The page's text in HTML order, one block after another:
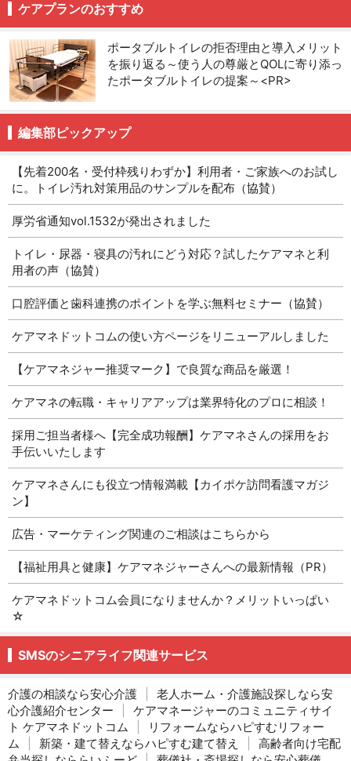
ケアプランのおすすめ
ポータブルトイレの拒否理由と導入メリット
を振り返る～使う人の尊厳とQOLに寄り添っ
たポータブルトイレの提案～<PR>
編集部ピックアップ
【先着200名・受付枠残りわずか】利用者・ご家族へのお試し
に。トイレ汚れ対策用品のサンプルを配布（協賛）
厚労省通知vol.1532が発出されました
トイレ・尿器・寝具の汚れにどう対応？試したケアマネと利
用者の声（協賛）
口腔評価と歯科連携のポイントを学ぶ無料セミナー（協賛）
ケアマネドットコムの使い方ページをリニューアルしました
【ケアマネジャー推奨マーク】で良質な商品を厳選！
ケアマネの転職・キャリアアップは業界特化のプロに相談！
採用ご担当者様へ【完全成功報酬】ケアマネさんの採用をお
手伝いいたします
ケアマネさんにも役立つ情報満載【カイポケ訪問看護マガジ
ン】
広告・マーケティング関連のご相談はこちらから
【福祉用具と健康】ケアマネジャーさんへの最新情報（PR）
ケアマネドットコム会員になりませんか？メリットいっぱい
☆
SMSのシニアライフ関連サービス
介護の相談なら安心介護
老人ホーム・介護施設探しなら安
心介護紹介センター
ケアマネージャーのコミュニティサイ
ト ケアマネドットコム
リフォームならハピすむリフォー
ム
新築・建て替えならハピすむ建て替え
高齢者向け宅配